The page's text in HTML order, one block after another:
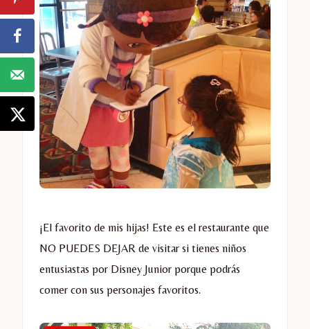
¡El favorito de mis hijas! Este es el restaurante que
NO PUEDES DEJAR de visitar si tienes niños
entusiastas por Disney Junior porque podrás
comer con sus personajes favoritos.